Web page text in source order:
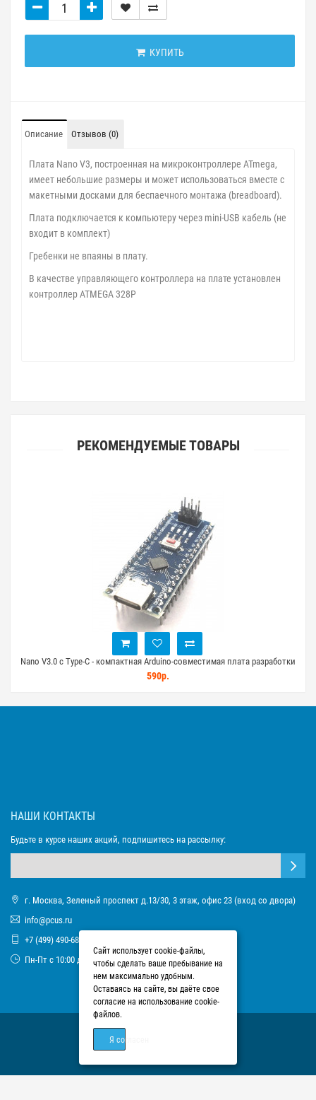
КУПИТЬ
Описание Отзывов (0)
Плата Nano V3, построенная на микроконтроллере ATmega,
имеет небольшие размеры и может использоваться вместе с
макетными досками для беcпаечного монтажа (breadboard).
Плата подключается к компьютеру через mini-USB кабель (не
входит в комплект)
Гребенки не впаяны в плату.
В качестве управляющего контроллера на плате установлен
контроллер ATMEGA 328P
РЕКОМЕНДУЕМЫЕ ТОВАРЫ
Nano V3.0 с Type-C - компактная Arduino-совместимая плата разработки
590р.
НАШИ КОНТАКТЫ
Будьте в курсе наших акций, подпишитесь на рассылку:
г. Москва, Зеленый проспект д.13/30, 3 этаж, офис 23 (вход со двора)
info@pcus.ru
+7 (499) 490-68-93
Пн-Пт с 10:00 до 17:00
Сайт использует cookie-файлы,
чтобы сделать ваше пребывание на
нем максимально удобным.
Оставаясь на сайте, вы даёте свое
согласие на использование cookie-
файлов.
Я согласен